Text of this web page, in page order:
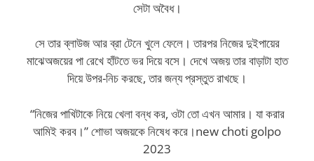
সেটা অবৈধ।
সে তার ব্লাউজ আর ব্রা টেনে খুলে ফেলে। তারপর নিজের দুইপায়ের
মাঝেঅজয়ের পা রেখে হাঁটতে ভর দিয়ে বসে। দেখে অজয় তার বাড়াটা হাত
দিয়ে উপর-নিচ করছে, তার জন্য প্রস্তুত রাখছে।
“নিজের পাখিটাকে নিয়ে খেলা বন্ধ কর, ওটা তো এখন আমার। যা করার
আমিই করব।” শোভা অজয়কে নিষেধ করে।new choti golpo
2023